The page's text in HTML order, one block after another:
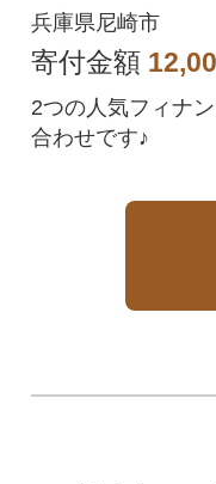
兵庫県尼崎市
寄付金額
2つの人気フィナ
合わせです♪